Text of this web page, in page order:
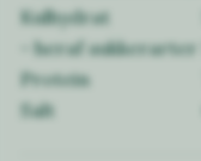
Kulhydrat
- heraf sukkerarter
Protein
Salt